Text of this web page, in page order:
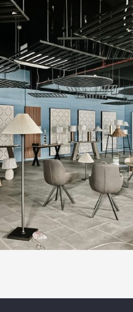
CREATIVE SHOWROOM
Công Trình Showroom